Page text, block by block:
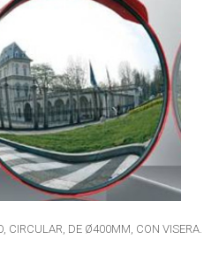
CIRCULAR, DE Ø400MM, CON VISERA.